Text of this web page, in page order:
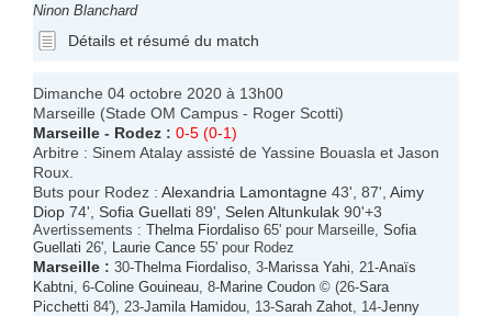
Ninon Blanchard
Détails et résumé du match
Dimanche 04 octobre 2020 à 13h00
Marseille (Stade OM Campus - Roger Scotti)
Marseille - Rodez : 0-5 (0-1)
Arbitre : Sinem Atalay assisté de Yassine Bouasla et Jason
Roux.
Buts pour Rodez : Alexandria Lamontagne 43', 87', Aimy
Diop 74', Sofia Guellati 89', Selen Altunkulak 90'+3
Avertissements : Thelma Fiordaliso 65' pour Marseille, Sofia
Guellati 26', Laurie Cance 55' pour Rodez
Marseille : 30-Thelma Fiordaliso , 3-Marissa Yahi , 21-Anaïs
Kabtni , 6-Coline Gouineau , 8-Marine Coudon © (26-Sara
Picchetti 84'), 23-Jamila Hamidou , 13-Sarah Zahot , 14-Jenny